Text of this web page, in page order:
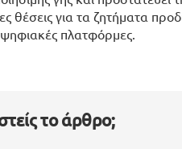
θέσεις για τα ζητήματα
πλατφόρμες.
το άρθρο;